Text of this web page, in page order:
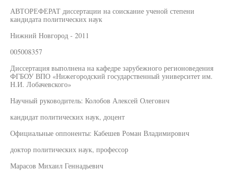
АВТОРЕФЕРАТ диссертации на соискание ученой степени
кандидата политических наук
Нижний Новгород - 2011
005008357
Диссертация выполнена на кафедре зарубежного регионоведения
ФГБОУ ВПО «Нижегородский государственный университет им.
Н.И. Лобачевского»
Научный руководитель: Колобов Алексей Олегович
кандидат политических наук, доцент
Официальные оппоненты: Кабешев Роман Владимирович
доктор политических наук, профессор
Марасов Михаил Геннадьевич